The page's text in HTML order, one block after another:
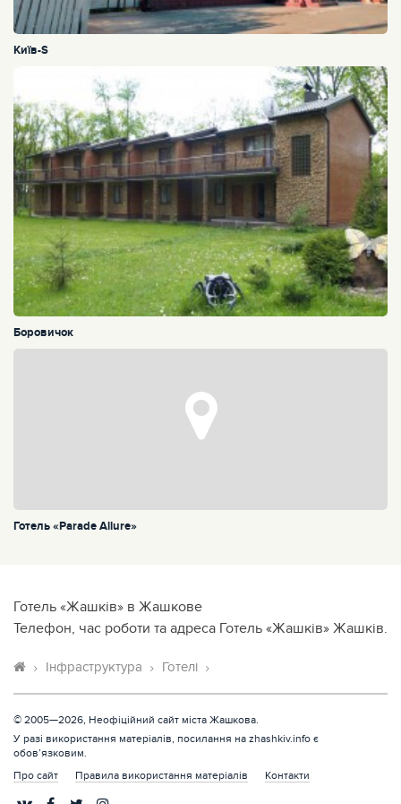
Київ-S
Боровичок
Готель «Parade Allure»
Готель «Жашків» в Жашкове
Телефон, час роботи та адреса Готель «Жашків» Жашків.
Інфраструктура Готелі
© 2005—2026, Неофіційний сайт міста Жашкова.
У разі використання матеріалів, посилання на zhashkiv.info є
обов’язковим.
Про сайт
Правила використання матеріалів Контакти